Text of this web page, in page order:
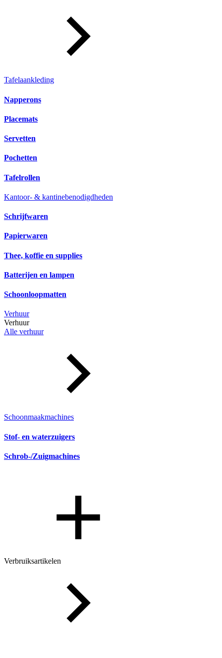
Tafelaankleding
Napperons
Placemats
Servetten
Pochetten
Tafelrollen
Kantoor- & kantinebenodigdheden
Schrijfwaren
Papierwaren
Thee, koffie en supplies
Batterijen en lampen
Schoonloopmatten
Verhuur
Verhuur
Alle verhuur
Schoonmaakmachines
Stof- en waterzuigers
Schrob-/Zuigmachines
Verbruiksartikelen